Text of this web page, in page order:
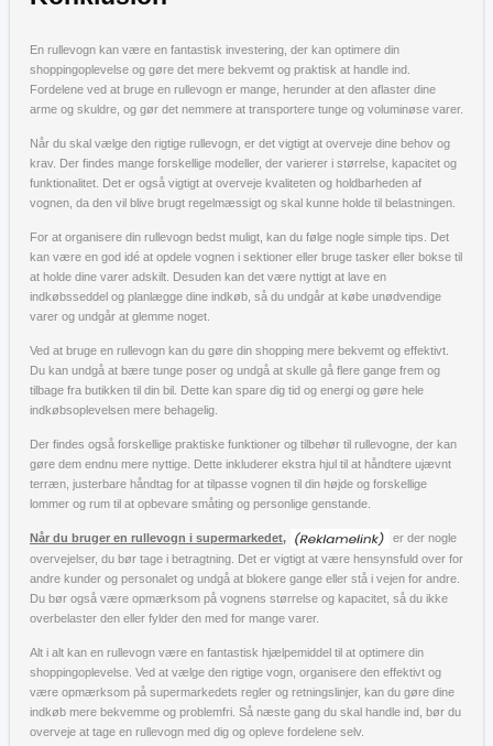
En rullevogn kan være en fantastisk investering, der kan optimere din
shoppingoplevelse og gøre det mere bekvemt og praktisk at handle ind.
Fordelene ved at bruge en rullevogn er mange, herunder at den aflaster dine
arme og skuldre, og gør det nemmere at transportere tunge og voluminøse varer.
Når du skal vælge den rigtige rullevogn, er det vigtigt at overveje dine behov og
krav. Der findes mange forskellige modeller, der varierer i størrelse, kapacitet og
funktionalitet. Det er også vigtigt at overveje kvaliteten og holdbarheden af
vognen, da den vil blive brugt regelmæssigt og skal kunne holde til belastningen.
For at organisere din rullevogn bedst muligt, kan du følge nogle simple tips. Det
kan være en god idé at opdele vognen i sektioner eller bruge tasker eller bokse til
at holde dine varer adskilt. Desuden kan det være nyttigt at lave en
indkøbsseddel og planlægge dine indkøb, så du undgår at købe unødvendige
varer og undgår at glemme noget.
Ved at bruge en rullevogn kan du gøre din shopping mere bekvemt og effektivt.
Du kan undgå at bære tunge poser og undgå at skulle gå flere gange frem og
tilbage fra butikken til din bil. Dette kan spare dig tid og energi og gøre hele
indkøbsoplevelsen mere behagelig.
Der findes også forskellige praktiske funktioner og tilbehør til rullevogne, der kan
gøre dem endnu mere nyttige. Dette inkluderer ekstra hjul til at håndtere ujævnt
terræn, justerbare håndtag for at tilpasse vognen til din højde og forskellige
lommer og rum til at opbevare småting og personlige genstande.
Når du bruger en rullevogn i supermarkedet,
er der nogle
overvejelser, du bør tage i betragtning. Det er vigtigt at være hensynsfuld over for
andre kunder og personalet og undgå at blokere gange eller stå i vejen for andre.
Du bør også være opmærksom på vognens størrelse og kapacitet, så du ikke
overbelaster den eller fylder den med for mange varer.
Alt i alt kan en rullevogn være en fantastisk hjælpemiddel til at optimere din
shoppingoplevelse. Ved at vælge den rigtige vogn, organisere den effektivt og
være opmærksom på supermarkedets regler og retningslinjer, kan du gøre dine
indkøb mere bekvemme og problemfri. Så næste gang du skal handle ind, bør du
overveje at tage en rullevogn med dig og opleve fordelene selv.